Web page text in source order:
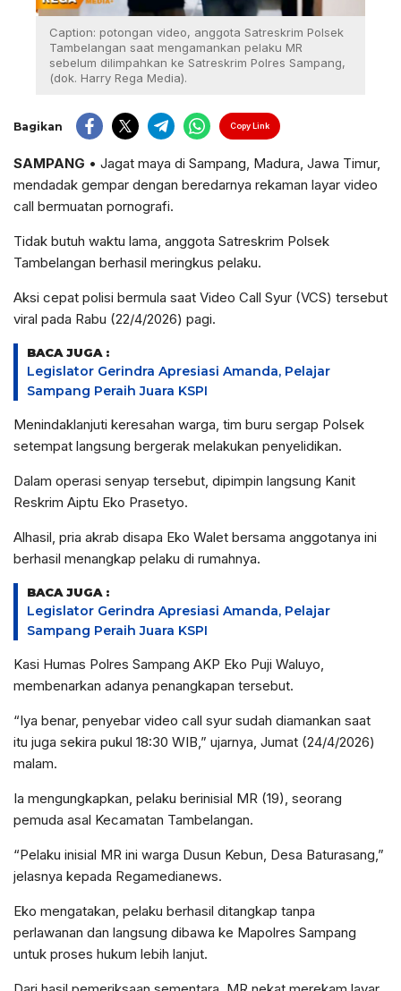
Caption: potongan video, anggota Satreskrim Polsek
Tambelangan saat mengamankan pelaku MR
sebelum dilimpahkan ke Satreskrim Polres Sampang,
(dok. Harry Rega Media).
Bagikan Copy Link
SAMPANG • Jagat maya di Sampang, Madura, Jawa Timur,
mendadak gempar dengan beredarnya rekaman layar video
call bermuatan pornografi.
Tidak butuh waktu lama, anggota Satreskrim Polsek
Tambelangan berhasil meringkus pelaku.
Aksi cepat polisi bermula saat Video Call Syur (VCS) tersebut
viral pada Rabu (22/4/2026) pagi.
BACA JUGA :
Legislator Gerindra Apresiasi Amanda, Pelajar
Sampang Peraih Juara KSPI
Menindaklanjuti keresahan warga, tim buru sergap Polsek
setempat langsung bergerak melakukan penyelidikan.
Dalam operasi senyap tersebut, dipimpin langsung Kanit
Reskrim Aiptu Eko Prasetyo.
Alhasil, pria akrab disapa Eko Walet bersama anggotanya ini
berhasil menangkap pelaku di rumahnya.
BACA JUGA :
Legislator Gerindra Apresiasi Amanda, Pelajar
Sampang Peraih Juara KSPI
Kasi Humas Polres Sampang AKP Eko Puji Waluyo,
membenarkan adanya penangkapan tersebut.
“Iya benar, penyebar video call syur sudah diamankan saat
itu juga sekira pukul 18:30 WIB,” ujarnya, Jumat (24/4/2026)
malam.
Ia mengungkapkan, pelaku berinisial MR (19), seorang
pemuda asal Kecamatan Tambelangan.
“Pelaku inisial MR ini warga Dusun Kebun, Desa Baturasang,”
jelasnya kepada Regamedianews.
Eko mengatakan, pelaku berhasil ditangkap tanpa
perlawanan dan langsung dibawa ke Mapolres Sampang
untuk proses hukum lebih lanjut.